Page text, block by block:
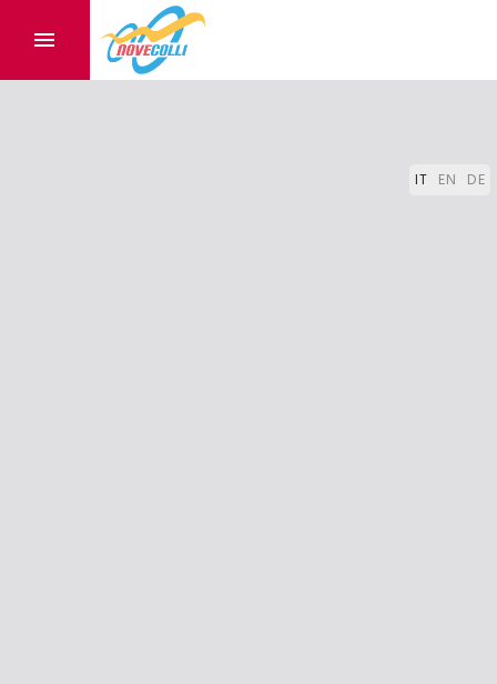
IT EN DE